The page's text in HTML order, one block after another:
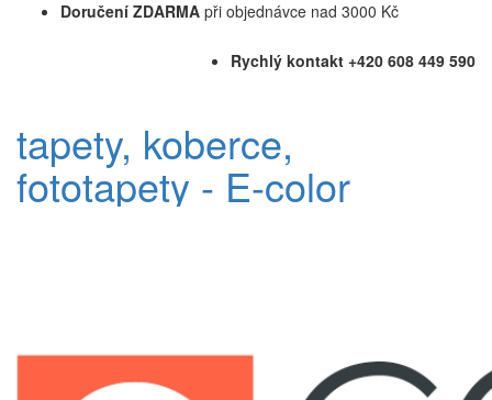
Doručení ZDARMA při objednávce nad 3000 Kč
Rychlý kontakt +420 608 449 590
tapety, koberce,
fototapety - E-color